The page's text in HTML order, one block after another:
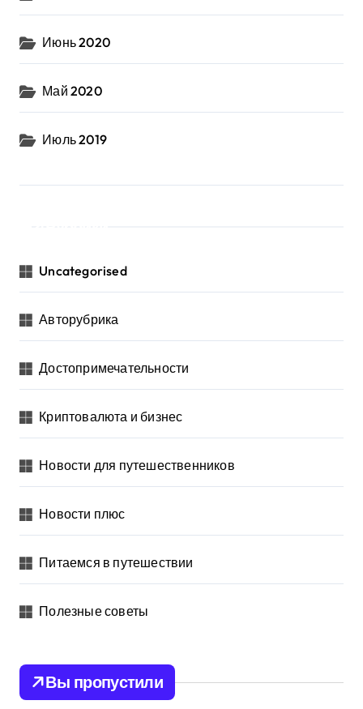
Июнь 2020
Май 2020
Июль 2019
Uncategorised
Авторубрика
Достопримечательности
Криптовалюта и бизнес
Новости для путешественников
Новости плюс
Питаемся в путешествии
Полезные советы
Вы пропустили